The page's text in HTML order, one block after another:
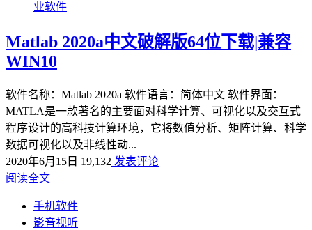
业软件
Matlab 2020a中文破解版64位下载|兼容
WIN10
软件名称：Matlab 2020a 软件语言：简体中文 软件界面：
MATLA是一款著名的主要面对科学计算、可视化以及交互式
程序设计的高科技计算环境，它将数值分析、矩阵计算、科学
数据可视化以及非线性动...
2020年6月15日 19,132 发表评论
阅读全文
手机软件
影音视听